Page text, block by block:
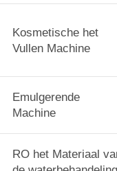
Kosmetische het
Vullen Machine
Emulgerende
Machine
RO het Materiaal